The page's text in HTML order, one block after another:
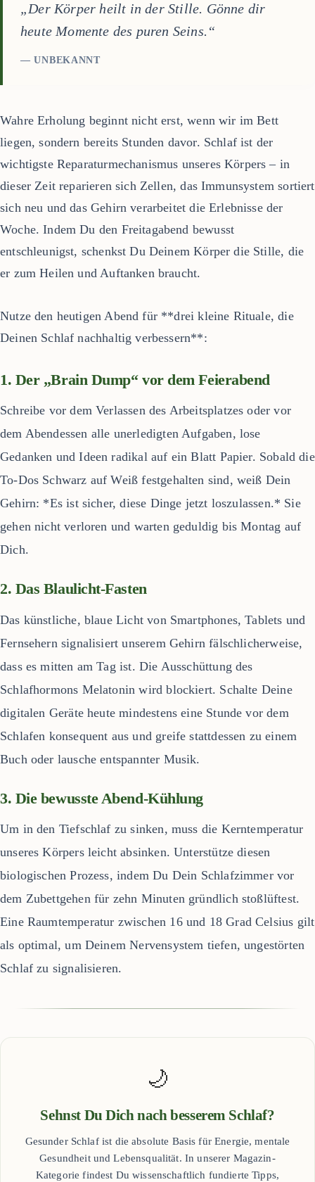
„Der Körper heilt in der Stille. Gönne dir
heute Momente des puren Seins.“
— UNBEKANNT
Wahre Erholung beginnt nicht erst, wenn wir im Bett
liegen, sondern bereits Stunden davor. Schlaf ist der
wichtigste Reparaturmechanismus unseres Körpers – in
dieser Zeit reparieren sich Zellen, das Immunsystem sortiert
sich neu und das Gehirn verarbeitet die Erlebnisse der
Woche. Indem Du den Freitagabend bewusst
entschleunigst, schenkst Du Deinem Körper die Stille, die
er zum Heilen und Auftanken braucht.
Nutze den heutigen Abend für **drei kleine Rituale, die
Deinen Schlaf nachhaltig verbessern**:
1. Der „Brain Dump“ vor dem Feierabend
Schreibe vor dem Verlassen des Arbeitsplatzes oder vor
dem Abendessen alle unerledigten Aufgaben, lose
Gedanken und Ideen radikal auf ein Blatt Papier. Sobald die
To-Dos Schwarz auf Weiß festgehalten sind, weiß Dein
Gehirn: *Es ist sicher, diese Dinge jetzt loszulassen.* Sie
gehen nicht verloren und warten geduldig bis Montag auf
Dich.
2. Das Blaulicht-Fasten
Das künstliche, blaue Licht von Smartphones, Tablets und
Fernsehern signalisiert unserem Gehirn fälschlicherweise,
dass es mitten am Tag ist. Die Ausschüttung des
Schlafhormons Melatonin wird blockiert. Schalte Deine
digitalen Geräte heute mindestens eine Stunde vor dem
Schlafen konsequent aus und greife stattdessen zu einem
Buch oder lausche entspannter Musik.
3. Die bewusste Abend-Kühlung
Um in den Tiefschlaf zu sinken, muss die Kerntemperatur
unseres Körpers leicht absinken. Unterstütze diesen
biologischen Prozess, indem Du Dein Schlafzimmer vor
dem Zubettgehen für zehn Minuten gründlich stoßlüftest.
Eine Raumtemperatur zwischen 16 und 18 Grad Celsius gilt
als optimal, um Deinem Nervensystem tiefen, ungestörten
Schlaf zu signalisieren.
🌙
Sehnst Du Dich nach besserem Schlaf?
Gesunder Schlaf ist die absolute Basis für Energie, mentale
Gesundheit und Lebensqualität. In unserer Magazin-
Kategorie findest Du wissenschaftlich fundierte Tipps,